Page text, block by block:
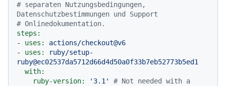
# separaten Nutzungsbedingungen,
Datenschutzbestimmungen und Support
# Onlinedokumentation.
steps:
-
uses:
actions/checkout@v6
-
uses:
ruby/setup-
ruby@ec02537da5712d66d4d50a0f33b7eb52773b5ed1
with:
ruby-version:
'3.1'
# Not needed with a